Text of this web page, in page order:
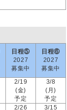
日程⑤
2027
募集中
日程⑥
2027
募集中
2/19
(金)
予定
3/8
(月)
予定
2/26
3/15